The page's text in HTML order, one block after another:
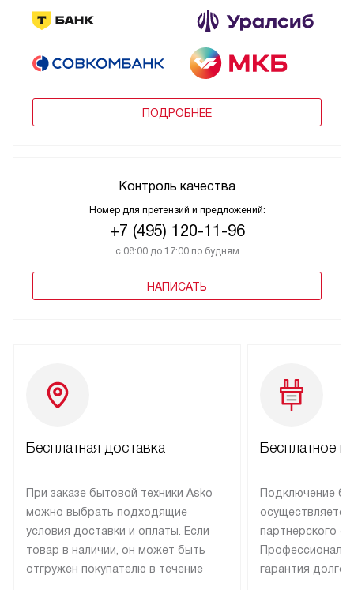
ПОДРОБНЕЕ
Контроль качества
Номер для претензий и предложений:
+7 (495) 120-11-96
с 08:00 до 17:00 по будням
НАПИСАТЬ
Бесплатная доставка
При заказе бытовой техники Asko
можно выбрать подходящие
условия доставки и оплаты. Если
товар в наличии, он может быть
отгружен покупателю в течение
Бесплатное
Подключение
партнерского
гарантия